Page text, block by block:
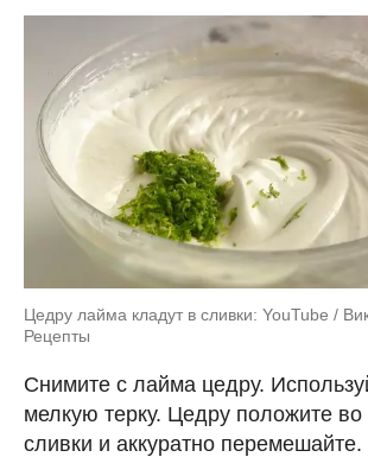
Цедру лайма кладут в сливки: YouTube /
Рецепты
Снимите с лайма цедру.
мелкую терку. Цедру положите во
сливки и аккуратно